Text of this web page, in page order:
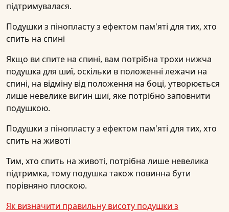
підтримувалася.
Подушки з пінопласту з ефектом пам'яті для тих, хто
спить на спині
Якщо ви спите на спині, вам потрібна трохи нижча
подушка для шиї, оскільки в положенні лежачи на
спині, на відміну від положення на боці, утворюється
лише невелике вигин шиї, яке потрібно заповнити
подушкою.
Подушки з пінопласту з ефектом пам'яті для тих, хто
спить на животі
Тим, хто спить на животі, потрібна лише невелика
підтримка, тому подушка також повинна бути
порівняно плоскою.
Як визначити правильну висоту подушки з